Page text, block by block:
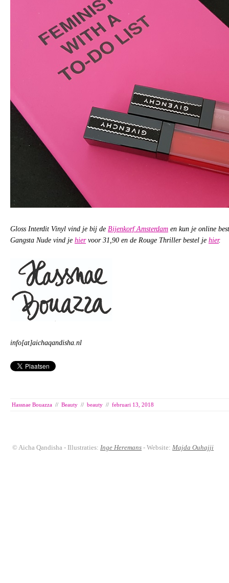
Gloss Interdit Vinyl vind je bij de Bijenkorf Amsterdam en kun je online
Gangsta Nude vind je hiervoor 31,90 en de Rouge Thriller bestel je hier.
info[at]aichaqandisha.nl
Hassnae Bouazza // Beauty // beauty // februari 13, 2018
© Aicha Qandisha - Illustraties: Inge Heremans - Website: Majda Ouhajji